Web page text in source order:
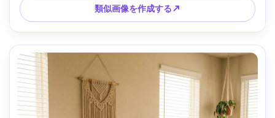
類似画像を作成する↗